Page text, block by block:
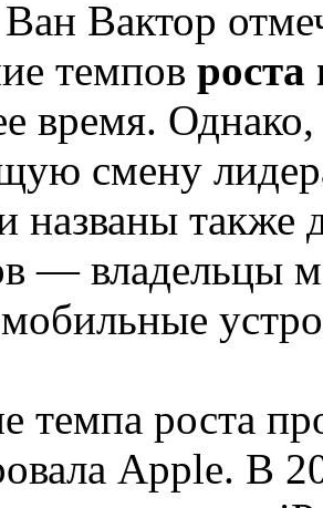
Вактор
темпов
время.
смену
названы также
— владельцы
темпа роста
Apple. В